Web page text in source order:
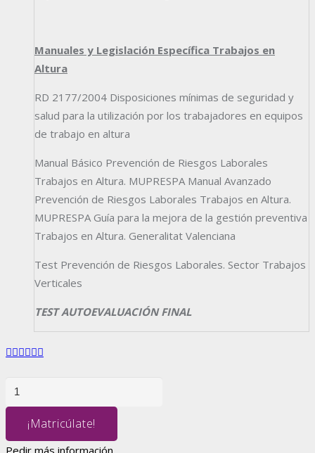
Manuales y Legislación Específica Trabajos en
Altura
RD 2177/2004 Disposiciones mínimas de seguridad y
salud para la utilización por los trabajadores en equipos
de trabajo en altura
Manual Básico Prevención de Riesgos Laborales
Trabajos en Altura. MUPRESPA Manual Avanzado
Prevención de Riesgos Laborales Trabajos en Altura.
MUPRESPA Guía para la mejora de la gestión preventiva
Trabajos en Altura. Generalitat Valenciana
Test Prevención de Riesgos Laborales. Sector Trabajos
Verticales
TEST AUTOEVALUACIÓN FINAL
PREVENCIÓN
DE
RIESGOS
LABORALES
¡Matricúlate!
Pedir más información